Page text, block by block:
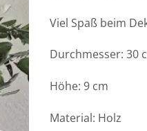
Viel Spaß beim
Durchmesser: 30
Höhe: 9 cm
Material: Holz